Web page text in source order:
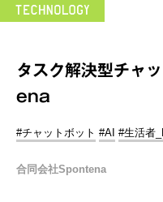
タスク解決型チャ
ena
#チャットボット #AI #生活者
合同会社Spontena